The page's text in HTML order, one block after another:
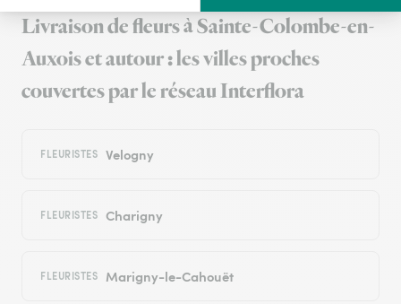
Livraison de fleurs à Sainte-Colombe-en-
Auxois et autour : les villes proches
couvertes par le réseau Interflora
FLEURISTES Velogny
FLEURISTES Charigny
FLEURISTES Marigny-le-Cahouët